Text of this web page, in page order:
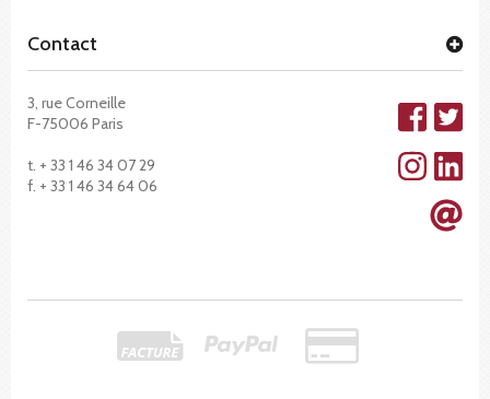
Contact
3, rue Corneille
F-75006 Paris
t. + 33 1 46 34 07 29
f. + 33 1 46 34 64 06